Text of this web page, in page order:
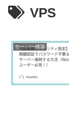
VPS
サーバー構築